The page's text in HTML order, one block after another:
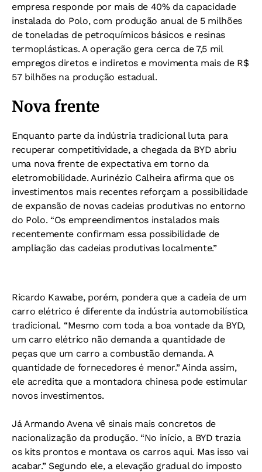
empresa responde por mais de 40% da capacidade
instalada do Polo, com produção anual de 5 milhões
de toneladas de petroquímicos básicos e resinas
termoplásticas. A operação gera cerca de 7,5 mil
empregos diretos e indiretos e movimenta mais de R$
57 bilhões na produção estadual.
Nova frente
Enquanto parte da indústria tradicional luta para
recuperar competitividade, a chegada da BYD abriu
uma nova frente de expectativa em torno da
eletromobilidade. Aurinézio Calheira afirma que os
investimentos mais recentes reforçam a possibilidade
de expansão de novas cadeias produtivas no entorno
do Polo. “Os empreendimentos instalados mais
recentemente confirmam essa possibilidade de
ampliação das cadeias produtivas localmente.”
Ricardo Kawabe, porém, pondera que a cadeia de um
carro elétrico é diferente da indústria automobilística
tradicional. “Mesmo com toda a boa vontade da BYD,
um carro elétrico não demanda a quantidade de
peças que um carro a combustão demanda. A
quantidade de fornecedores é menor.” Ainda assim,
ele acredita que a montadora chinesa pode estimular
novos investimentos.
Já Armando Avena vê sinais mais concretos de
nacionalização da produção. “No início, a BYD trazia
os kits prontos e montava os carros aqui. Mas isso vai
acabar.” Segundo ele, a elevação gradual do imposto